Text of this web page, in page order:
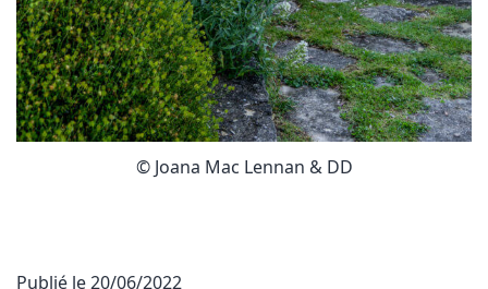
© Joana Mac Lennan & DD
Publié le20/06/2022